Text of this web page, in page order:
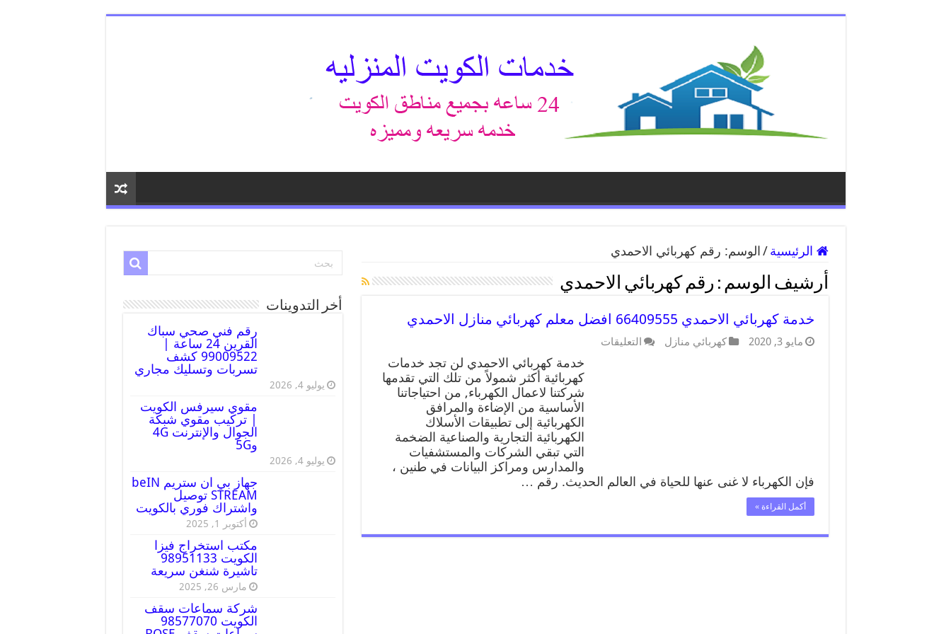
الرئيسية / الوسم: رقم كهربائي الاحمدي
أرشيف الوسم : رقم كهربائي الاحمدي
خدمة كهربائي الاحمدي 66409555 افضل معلم كهربائي منازل الاحمدي
مايو 3, 2020 كهربائي منازل التعليقات
خدمة كهربائي الاحمدي لن تجد خدمات
كهربائية أكثر شمولاً من تلك التي تقدمها
شركتنا لاعمال الكهرباء, من احتياجاتنا
الأساسية من الإضاءة والمرافق
الكهربائية إلى تطبيقات الأسلاك
الكهربائية التجارية والصناعية الضخمة
التي تبقي الشركات والمستشفيات
والمدارس ومراكز البيانات في طنين ،
فإن الكهرباء لا غنى عنها للحياة في العالم الحديث. رقم …
أكمل القراءة »
أخر التدوينات
رقم فني صحي سباك
القرين 24 ساعة |
99009522 كشف
تسربات وتسليك مجاري
يوليو 4, 2026
مقوي سيرفس الكويت
| تركيب مقوي شبكة
الجوال والإنترنت 4G
و5G
يوليو 4, 2026
جهاز بي ان ستريم beIN
STREAM توصيل
واشتراك فوري بالكويت
أكتوبر 1, 2025
مكتب استخراج فيزا
الكويت 98951133
تاشيرة شنغن سريعة
مارس 26, 2025
شركة سماعات سقف
الكويت 98577070